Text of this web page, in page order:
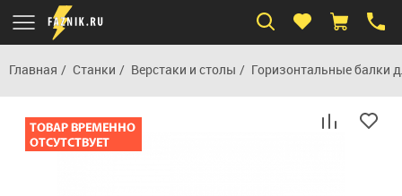
Главная Станки Верстаки и столы Горизонтальные балки